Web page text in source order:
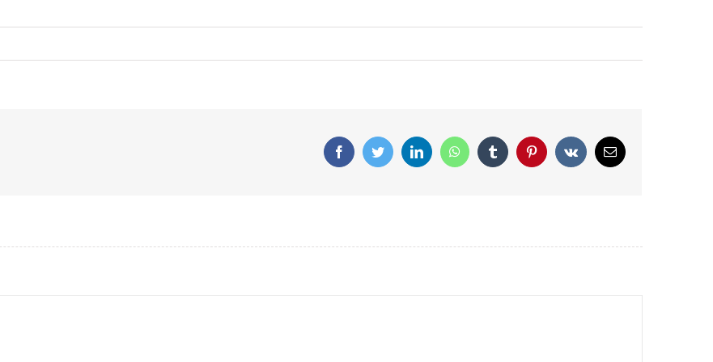
FacebookTwitterLinkedInWhatsAppTumblr PinterestVk
Correo
electrónico